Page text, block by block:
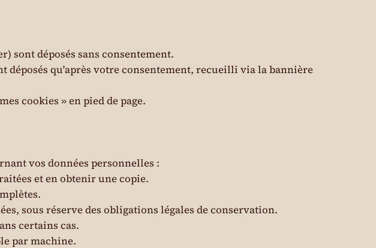
sont déposés sans consentement.
déposés qu'après votre consentement, recueilli via la bannière
cookies » en pied de page.
vos données personnelles :
et en obtenir une copie.
sous réserve des obligations légales de conservation.
certains cas.
par machine.